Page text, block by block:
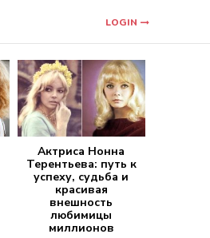
LOGIN
Актриса Нонна
Терентьева: путь к
успеху, судьба и
красивая
внешность
любимицы
миллионов